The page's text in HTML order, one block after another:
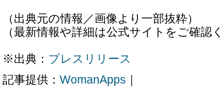
（出典元の情報／画像より一部抜粋）
（最新情報や詳細は公式サイトをご確認
※出典： プレスリリース
記事提供： WomanApps